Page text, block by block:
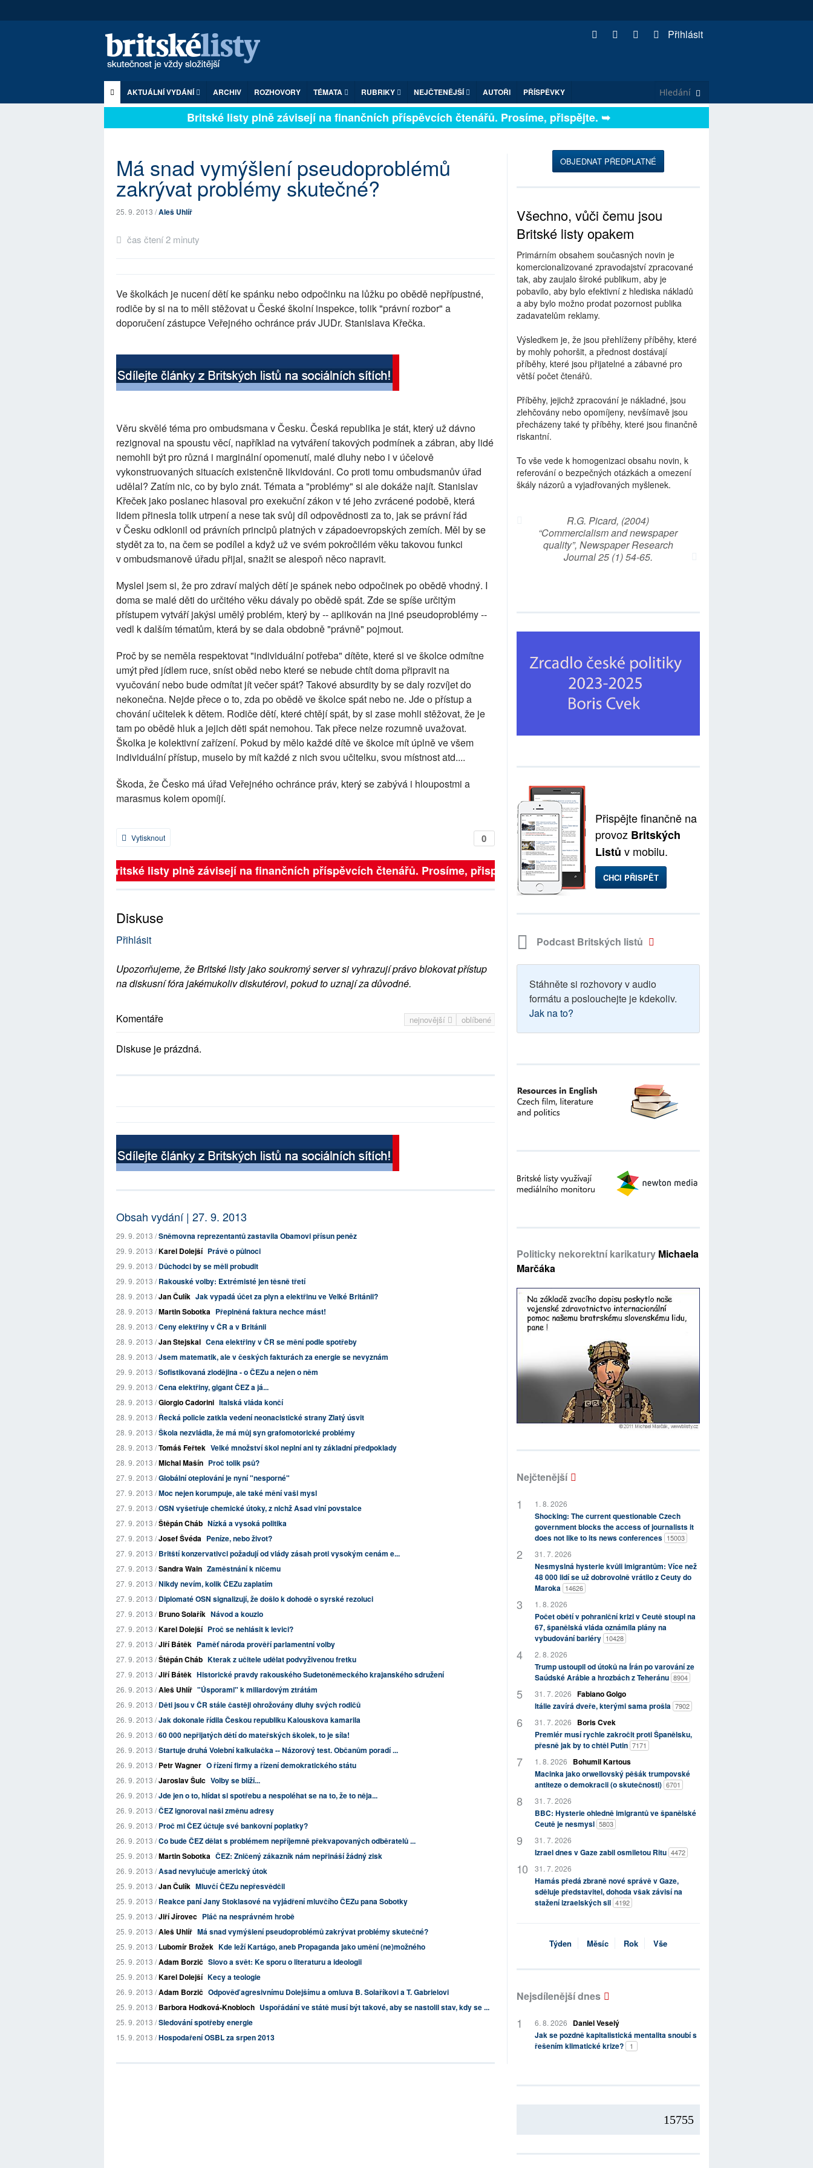
Přihlásit
AKTUÁLNÍ VYDÁNÍ ARCHIV ROZHOVORY TÉMATA RUBRIKY NEJČTENĚJŠÍ AUTOŘI PŘÍSPĚVKY
Britské listy plně závisejí na finančních příspěvcích čtenářů. Prosíme, přispějte. ➥
Má snad vymýšlení pseudoproblémů
zakrývat problémy skutečné?
25. 9. 2013 /Aleš Uhlíř
čas čtení 2 minuty
Ve školkách je nucení dětí ke spánku nebo odpočinku na lůžku po obědě nepřípustné,
rodiče by si na to měli stěžovat u České školní inspekce, tolik "právní rozbor" a
doporučení zástupce Veřejného ochránce práv JUDr. Stanislava Křečka.
Věru skvělé téma pro ombudsmana v Česku. Česká republika je stát, který už dávno
rezignoval na spoustu věcí, například na vytváření takových podmínek a zábran, aby lidé
nemohli být pro různá i marginální opomenutí, malé dluhy nebo i v účelově
vykonstruovaných situacích existenčně likvidováni. Co proti tomu ombudsmanův úřad
udělal? Zatím nic, co by bylo znát. Témata a "problémy" si ale dokáže najít. Stanislav
Křeček jako poslanec hlasoval pro exekuční zákon v té jeho zvrácené podobě, která
lidem přinesla tolik utrpení a nese tak svůj díl odpovědnosti za to, jak se právní řád
v Česku odklonil od právních principů platných v západoevropských zemích. Měl by se
stydět za to, na čem se podílel a když už ve svém pokročilém věku takovou funkci
v ombudsmanově úřadu přijal, snažit se alespoň něco napravit.
Myslel jsem si, že pro zdraví malých dětí je spánek nebo odpočinek po obědě vhodný. I
doma se malé děti do určitého věku dávaly po obědě spát. Zde se spíše určitým
přístupem vytváří jakýsi umělý problém, který by -- aplikován na jiné pseudoproblémy --
vedl k dalším tématům, která by se dala obdobně "právně" pojmout.
Proč by se neměla respektovat "individuální potřeba" dítěte, které si ve školce odmítne
umýt před jídlem ruce, sníst oběd nebo které se nebude chtít doma připravit na
vyučování nebo bude odmítat jít večer spát? Takové absurdity by se daly rozvíjet do
nekonečna. Nejde přece o to, zda po obědě ve školce spát nebo ne. Jde o přístup a
chování učitelek k dětem. Rodiče dětí, které chtějí spát, by si zase mohli stěžovat, že je
tam po obědě hluk a jejich děti spát nemohou. Tak přece nelze rozumně uvažovat.
Školka je kolektivní zařízení. Pokud by mělo každé dítě ve školce mít úplně ve všem
individuální přístup, muselo by mít každé z nich svou učitelku, svou místnost atd....
Škoda, že Česko má úřad Veřejného ochránce práv, který se zabývá i hloupostmi a
marasmus kolem opomíjí.
0
Vytisknout
Britské listy plně závisejí na finančních příspěvcích čtenářů. Prosíme, přispějte. ➥
Diskuse
Přihlásit
Upozorňujeme, že Britské listy jako soukromý server si vyhrazují právo blokovat přístup
na diskusní fóra jakémukoliv diskutérovi, pokud to uznají za důvodné.
nejnovější oblíbené
Komentáře
Diskuse je prázdná.
Obsah vydání | 27. 9. 2013
29. 9. 2013 /Sněmovna reprezentantů zastavila Obamovi přísun peněz
29. 9. 2013 /Karel Dolejší Právě o půlnoci
29. 9. 2013 /Důchodci by se měli probudit
29. 9. 2013 /Rakouské volby: Extrémisté jen těsně třetí
28. 9. 2013 /Jan Čulík Jak vypadá účet za plyn a elektřinu ve Velké Británii?
28. 9. 2013 /Martin Sobotka Přeplněná faktura nechce mást!
28. 9. 2013 /Ceny elektřiny v ČR a v Británii
28. 9. 2013 /Jan Stejskal Cena elektřiny v ČR se mění podle spotřeby
28. 9. 2013 /Jsem matematik, ale v českých fakturách za energie se nevyznám
29. 9. 2013 /Sofistikovaná zlodějina - o ČEZu a nejen o něm
29. 9. 2013 /Cena elektřiny, gigant ČEZ a já...
28. 9. 2013 /Giorgio Cadorini Italská vláda končí
28. 9. 2013 /Řecká policie zatkla vedení neonacistické strany Zlatý úsvit
28. 9. 2013 /Škola nezvládla, že má můj syn grafomotorické problémy
28. 9. 2013 /Tomáš Feřtek Velké množství škol neplní ani ty základní předpoklady
28. 9. 2013 /Michal Mašín Proč tolik psů?
27. 9. 2013 /Globální oteplování je nyní "nesporné"
27. 9. 2013 /Moc nejen korumpuje, ale také mění vaši mysl
27. 9. 2013 /OSN vyšetřuje chemické útoky, z nichž Asad viní povstalce
27. 9. 2013 /Štěpán Cháb Nízká a vysoká politika
27. 9. 2013 /Josef Švéda Peníze, nebo život?
27. 9. 2013 /Britští konzervativci požadují od vlády zásah proti vysokým cenám e...
27. 9. 2013 /Sandra Wain Zaměstnání k ničemu
27. 9. 2013 /Nikdy nevím, kolik ČEZu zaplatím
27. 9. 2013 /Diplomaté OSN signalizují, že došlo k dohodě o syrské rezoluci
27. 9. 2013 /Bruno Solařík Návod a kouzlo
27. 9. 2013 /Karel Dolejší Proč se nehlásit k levici?
27. 9. 2013 /Jiří Bátěk Paměť národa prověří parlamentní volby
27. 9. 2013 /Štěpán Cháb Kterak z učitele udělat podvyživenou fretku
27. 9. 2013 /Jiří Bátěk Historické pravdy rakouského Sudetoněmeckého krajanského sdružení
26. 9. 2013 /Aleš Uhlíř "Úsporami" k miliardovým ztrátám
26. 9. 2013 /Děti jsou v ČR stále častěji ohrožovány dluhy svých rodičů
26. 9. 2013 /Jak dokonale řídila Českou republiku Kalouskova kamarila
26. 9. 2013 /60 000 nepřijatých dětí do mateřských školek, to je síla!
26. 9. 2013 /Startuje druhá Volební kalkulačka -- Názorový test. Občanům poradí ...
26. 9. 2013 /Petr Wagner O řízení firmy a řízení demokratického státu
26. 9. 2013 /Jaroslav Šulc Volby se blíží...
26. 9. 2013 /Jde jen o to, hlídat si spotřebu a nespoléhat se na to, že to něja...
26. 9. 2013 /ČEZ ignoroval naši změnu adresy
26. 9. 2013 /Proč mi ČEZ účtuje své bankovní poplatky?
26. 9. 2013 /Co bude ČEZ dělat s problémem nepříjemně překvapovaných odběratelů ...
25. 9. 2013 /Martin Sobotka ČEZ: Zničený zákazník nám nepřináší žádný zisk
26. 9. 2013 /Asad nevylučuje americký útok
25. 9. 2013 /Jan Čulík Mluvčí ČEZu nepřesvědčil
25. 9. 2013 /Reakce paní Jany Stoklasové na vyjádření mluvčího ČEZu pana Sobotky
25. 9. 2013 /Jiří Jírovec Pláč na nesprávném hrobě
25. 9. 2013 /Aleš Uhlíř Má snad vymýšlení pseudoproblémů zakrývat problémy skutečné?
25. 9. 2013 /Lubomír Brožek Kde leží Kartágo, aneb Propaganda jako umění (ne)možného
25. 9. 2013 /Adam Borzič Slovo a svět: Ke sporu o literaturu a ideologii
25. 9. 2013 /Karel Dolejší Kecy a teologie
26. 9. 2013 /Adam Borzič Odpověď agresivnímu Dolejšímu a omluva B. Solaříkovi a T. Gabrielovi
25. 9. 2013 /Barbora Hodková-Knobloch Uspořádání ve státě musí být takové, aby se nastolil stav, kdy se ...
25. 9. 2013 /Sledování spotřeby energie
15. 9. 2013 /Hospodaření OSBL za srpen 2013
OBJEDNAT PŘEDPLATNÉ
Všechno, vůči čemu jsou
Britské listy opakem
Primárním obsahem současných novin je
komercionalizované zpravodajství zpracované
tak, aby zaujalo široké publikum, aby je
pobavilo, aby bylo efektivní z hlediska nákladů
a aby bylo možno prodat pozornost publika
zadavatelům reklamy.
Výsledkem je, že jsou přehlíženy příběhy, které
by mohly pohoršit, a přednost dostávají
příběhy, které jsou přijatelné a zábavné pro
větší počet čtenářů.
Příběhy, jejichž zpracování je nákladné, jsou
zlehčovány nebo opomíjeny, nevšímavě jsou
přecházeny také ty příběhy, které jsou finančně
riskantní.
To vše vede k homogenizaci obsahu novin, k
referování o bezpečných otázkách a omezení
škály názorů a vyjadřovaných myšlenek.
R.G. Picard, (2004)
“Commercialism and newspaper
quality”, Newspaper Research
Journal 25 (1) 54-65.
Přispějte finančně na
provoz Britských
Listů v mobilu.
CHCI PŘISPĚT
Podcast Britských listů
Stáhněte si rozhovory v audio
formátu a poslouchejte je kdekoliv.
Jak na to?
Politicky nekorektní karikatury Michaela
Marčáka
Nejčtenější
1. 8. 2026
Shocking: The current questionable Czech
government blocks the access of journalists it
does not like to its news conferences 15003
31. 7. 2026
Nesmyslná hysterie kvůli imigrantům: Více než
48 000 lidí se už dobrovolně vrátilo z Ceuty do
Maroka 14626
1. 8. 2026
Počet obětí v pohraniční krizi v Ceutě stoupl na
67, španělská vláda oznámila plány na
vybudování bariéry 10428
2. 8. 2026
Trump ustoupil od útoků na Írán po varování ze
Saúdské Arábie a hrozbách z Teheránu 8904
31. 7. 2026 Fabiano Golgo
Itálie zavírá dveře, kterými sama prošla 7902
31. 7. 2026
Boris Cvek
Premiér musí rychle zakročit proti Španělsku,
přesně jak by to chtěl Putin 7171
1. 8. 2026
Bohumil Kartous
Macinka jako orwellovský pěšák trumpovské
antiteze o demokracii (o skutečnosti) 6701
31. 7. 2026
BBC: Hysterie ohledně imigrantů ve španělské
Ceutě je nesmysl 5803
31. 7. 2026
Izrael dnes v Gaze zabil osmiletou Ritu 4472
31. 7. 2026
Hamás předá zbraně nové správě v Gaze,
sděluje představitel, dohoda však závisí na
stažení izraelských sil 4192
Týden Měsíc Rok Vše
Nejsdílenější dnes
6. 8. 2026
Daniel Veselý
Jak se pozdně kapitalistická mentalita snoubí s
řešením klimatické krize?
1
15755